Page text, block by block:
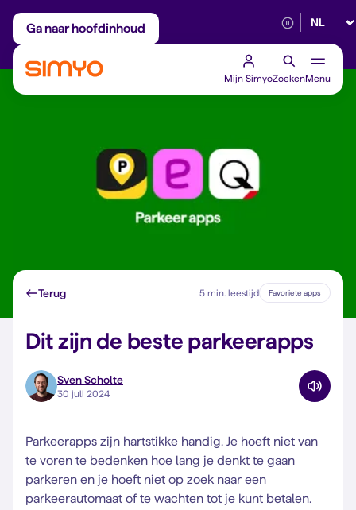
Ga naar hoofdinhoud
Maandelijks aanpasbaar Betrouwbaar
Mijn SimyoZoekenMenu
Terug 5 min. leestijd Favoriete apps
Dit zijn de beste parkeerapps
Sven Scholte
30 juli 2024
Parkeerapps zijn hartstikke handig. Je hoeft niet van
te voren te bedenken hoe lang je denkt te gaan
parkeren en je hoeft niet op zoek naar een
parkeerautomaat of te wachten tot je kunt betalen.